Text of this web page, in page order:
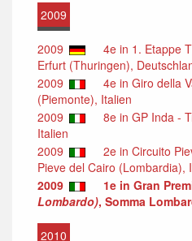
2009
2009
4e in 1. Etappe
Erfurt (Thuringen),
2009
4e in Giro della
(Piemonte), Italien
2009
8e in GP Inda -
Italien
2009
2e in Circuito
Pieve del Cairo (Lombardia),
2009
1e in Gran
Lombardo), Somma
2010